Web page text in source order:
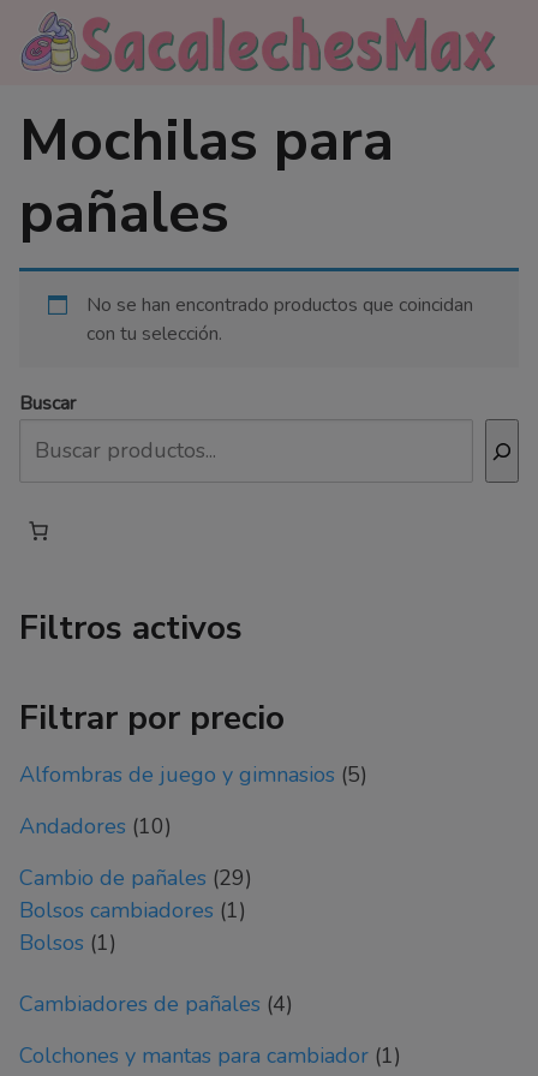
Saltar
contenido
Mochilas para
pañales
No se han encontrado productos que coincidan
con tu selección.
Buscar
Filtros activos
Filtrar por precio
Alfombras de juego y gimnasios 55
Andadores 1010
Cambio de pañales 2929
Bolsos cambiadores 11
Bolsos 11
Cambiadores de pañales 44
Colchones y mantas para cambiador 11